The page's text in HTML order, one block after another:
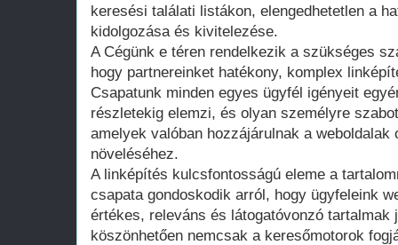
keresési találati listákon, elengedhetetlen a
kidolgozása és kivitelezése.
A Cégünk e téren rendelkezik a szükséges
hogy partnereinket hatékony, komplex
Csapatunk minden egyes ügyfél igényeit
részletekig elemzi, és olyan személyre
amelyek valóban hozzájárulnak a weboldalak
növeléséhez.
A linképítés kulcsfontosságú eleme a
csapata gondoskodik arról, hogy ügyfeleink
értékes, releváns és látogatóvonzó tartalmak
köszönhetően nemcsak a keresőmotorok